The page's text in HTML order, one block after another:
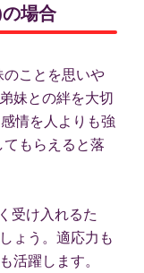
場合
ことを思いや
妹との絆を大切
情を人よりも強
もらえると落
受け入れるた
ょう。適応力も
活躍します。